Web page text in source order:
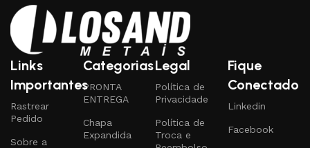
Links
Importantes
Rastrear
Pedido
Sobre a
Categorias
PRONTA
ENTREGA
Chapa
Expandida
Legal
Política de
Privacidade
Política de
Troca e
Fique
Conectado
Linkedin
Facebook